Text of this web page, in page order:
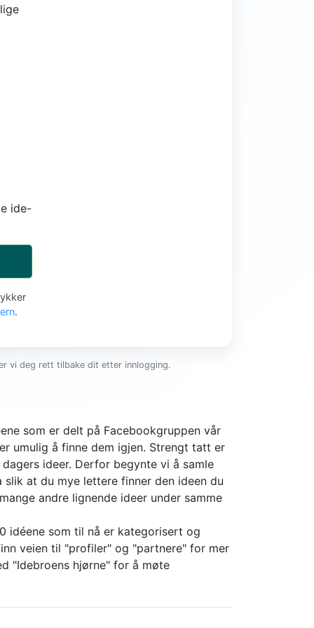
ide-
.
vi deg rett tilbake dit etter innlogging.
som er delt på Facebookgruppen vår
umulig å finne dem igjen. Strengt tatt er
ideer. Derfor begynte vi å samle
at du mye lettere finner den ideen du
andre lignende ideer under samme
idéene som til nå er kategorisert og
veien til "profiler" og "partnere" for mer
"Idebroens hjørne" for å møte